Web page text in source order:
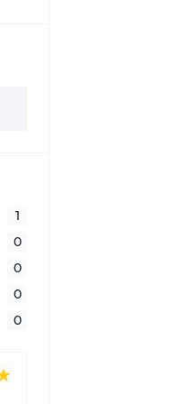
1
0
0
0
0